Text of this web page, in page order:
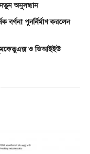
অনুসন্ধান
পুনর্নির্মাণ করলেন
ধূমকেতুএক্স ও ডিআইইউ